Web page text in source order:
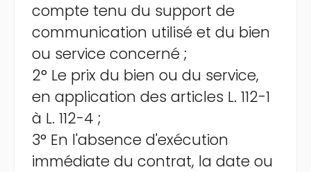
compte tenu du support de
communication utilisé et du bien
ou service concerné ;
2° Le prix du bien ou du service,
en application des articles L. 112-1
à L. 112-4 ;
3° En l'absence d'exécution
immédiate du contrat, la date ou